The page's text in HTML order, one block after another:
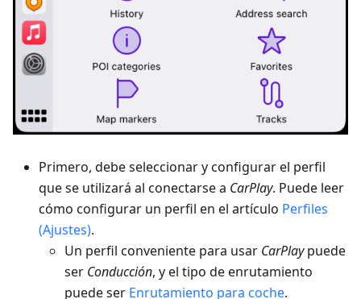
Primero, debe seleccionar y configurar el perfil
que se utilizará al conectarse a CarPlay. Puede leer
cómo configurar un perfil en el artículo Perfiles
(Ajustes).
Un perfil conveniente para usar CarPlaypuede
ser Conducción, y el tipo de enrutamiento
puede ser Enrutamiento para coche.